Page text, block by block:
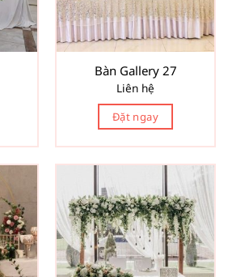
Bàn Gallery 27
Liên hệ
Đặt ngay